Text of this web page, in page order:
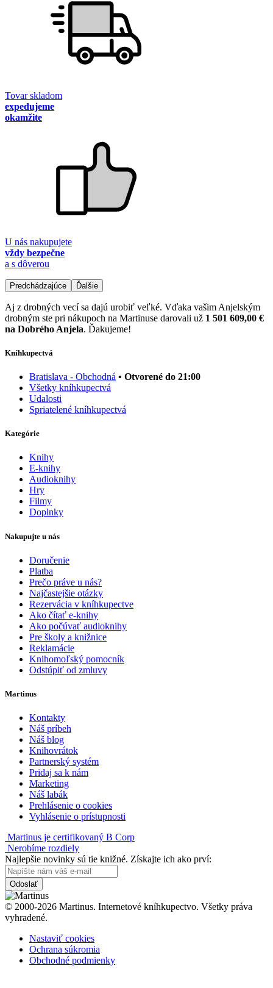
Tovar skladom
expedujeme
okamžite
U nás nakupujete
vždy bezpečne
a s dôverou
Predchádzajúce Ďalšie
Aj z drobných vecí sa dajú urobiť veľké. Vďaka vašim Anjelským
drobným ste pri nákupoch na Martinuse darovali už 1 501 609,00 €
na Dobrého Anjela. Ďakujeme!
Kníhkupectvá
Bratislava - Obchodná • Otvorené do 21:00
Všetky kníhkupectvá
Udalosti
Spriatelené kníhkupectvá
Kategórie
Knihy
E-knihy
Audioknihy
Hry
Filmy
Doplnky
Nakupujte u nás
Doručenie
Platba
Prečo práve u nás?
Najčastejšie otázky
Rezervácia v kníhkupectve
Ako čítať e-knihy
Ako počúvať audioknihy
Pre školy a knižnice
Reklamácie
Knihomoľský pomocník
Odstúpiť od zmluvy
Martinus
Kontakty
Náš príbeh
Náš blog
Knihovrátok
Partnerský systém
Pridaj sa k nám
Marketing
Náš labák
Prehlásenie o cookies
Vyhlásenie o prístupnosti
Martinus je certifikovaný B Corp
Nerobíme rozdiely
Najlepšie novinky sú tie knižné. Získajte ich ako prví:
Odoslať
© 2000-2026 Martinus. Internetové kníhkupectvo. Všetky práva
vyhradené.
Nastaviť cookies
Ochrana súkromia
Obchodné podmienky